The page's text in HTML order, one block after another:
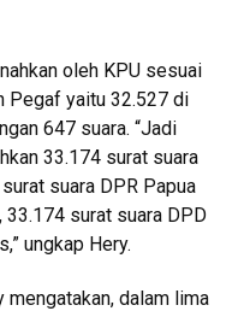
oleh KPU sesuai
Pegaf yaitu 32.527 di
647 suara. “Jadi
33.174 surat suara
suara DPR Papua
33.174 surat suara DPD
ungkap Hery.
dalam lima